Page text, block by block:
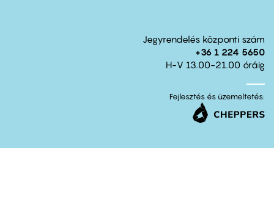
Jegyrendelés központi szám
+36 1 224 5650
H-V 13.00-21.00 óráig
Fejlesztés és üzemeltetés: